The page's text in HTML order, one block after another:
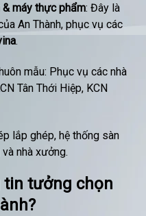
máy thực phẩm: Đây là
An Thành, phục vụ các
.
mẫu: Phục vụ các nhà
Tân Thới Hiệp, KCN
lắp ghép, hệ thống sàn
nhà xưởng.
tin tưởng chọn